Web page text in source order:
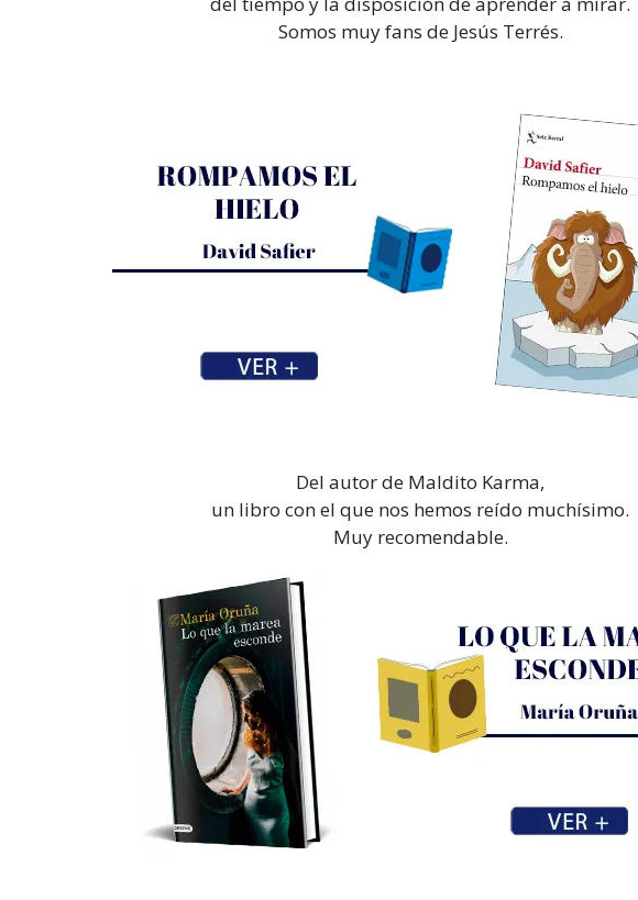
Somos muy fans de Jesús Terrés.
Del autor de Maldito Karma,
un libro con el que nos hemos reído muchísimo.
Muy recomendable.